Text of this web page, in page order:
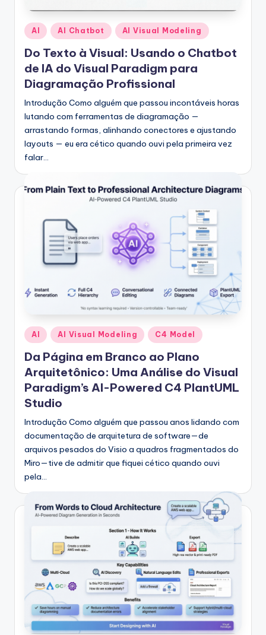
n
d
u
s
t
r
y
U
p
s
Posted
in
AI AI Chatbot AI Visual Modeling
Do Texto à Visual: Usando o Chatbot
de IA do Visual Paradigm para
Diagramação Profissional
Introdução Como alguém que passou incontáveis horas
lutando com ferramentas de diagramação —
arrastando formas, alinhando conectores e ajustando
layouts — eu era cético quando ouvi pela primeira vez
falar…
Posted
in
AI AI Visual Modeling C4 Model
Da Página em Branco ao Plano
Arquitetônico: Uma Análise do Visual
Paradigm’s AI-Powered C4 PlantUML
Studio
Introdução Como alguém que passou anos lidando com
documentação de arquitetura de software—de
arquivos pesados do Visio a quadros fragmentados do
Miro—tive de admitir que fiquei cético quando ouvi
pela…